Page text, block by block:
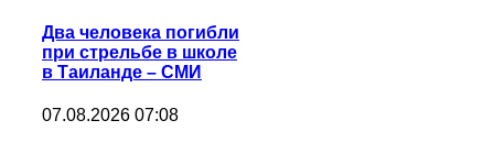
Два человека погибли
при стрельбе в школе
в Таиланде – СМИ
07.08.2026 07:08